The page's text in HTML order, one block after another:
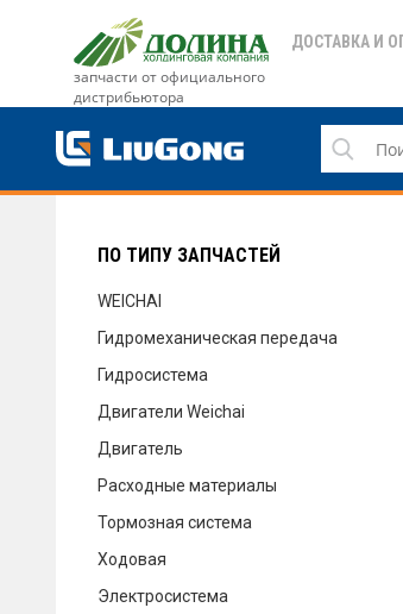
запчасти от официального
дистрибьютора
ДОСТАВКА И
ДОСТАВКА И
СЕРВИС
ПО ТИПУ ЗАПЧАСТЕЙ
WEICHAI
Гидромеханическая передача
Гидросистема
Двигатели Weichai
Двигатель
Расходные материалы
Тормозная система
Ходовая
Электросистема